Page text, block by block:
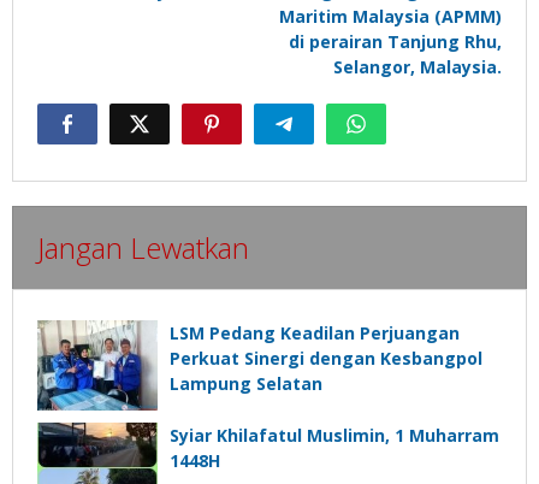
Maritim Malaysia (APMM)
di perairan Tanjung Rhu,
Selangor, Malaysia.
Jangan Lewatkan
LSM Pedang Keadilan Perjuangan
Perkuat Sinergi dengan Kesbangpol
Lampung Selatan
Syiar Khilafatul Muslimin, 1 Muharram
1448H